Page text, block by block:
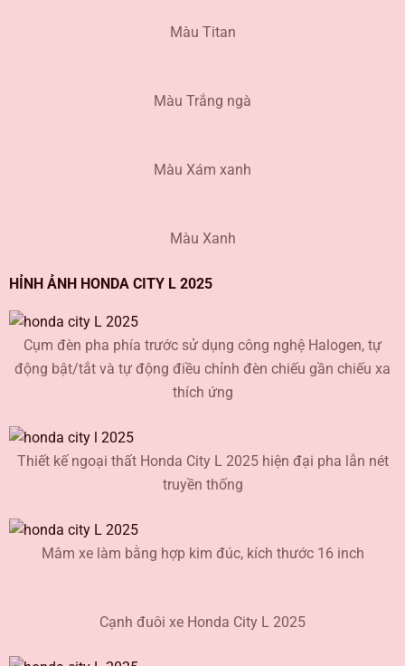
Màu Titan
Màu Trắng ngà
Màu Xám xanh
Màu Xanh
HỈNH ẢNH HONDA CITY L 2025
Cụm đèn pha phía trước sử dụng công nghệ Halogen, tự
động bật/tắt và tự động điều chỉnh đèn chiếu gần chiếu xa
thích ứng
Thiết kế ngoại thất Honda City L 2025 hiện đại pha lẫn nét
truyền thống
Mâm xe làm bằng hợp kim đúc, kích thước 16 inch
Cạnh đuôi xe Honda City L 2025